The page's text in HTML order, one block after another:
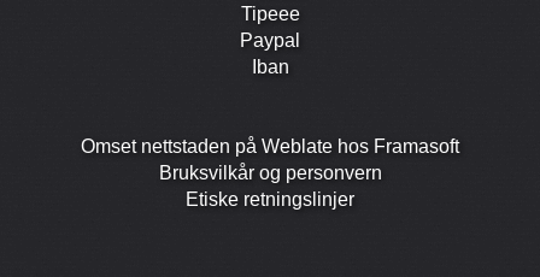
Tipeee
Paypal
Iban
Omset nettstaden på Weblate hos Framasoft
Bruks­vilkår og person­vern
Etiske retningslinjer